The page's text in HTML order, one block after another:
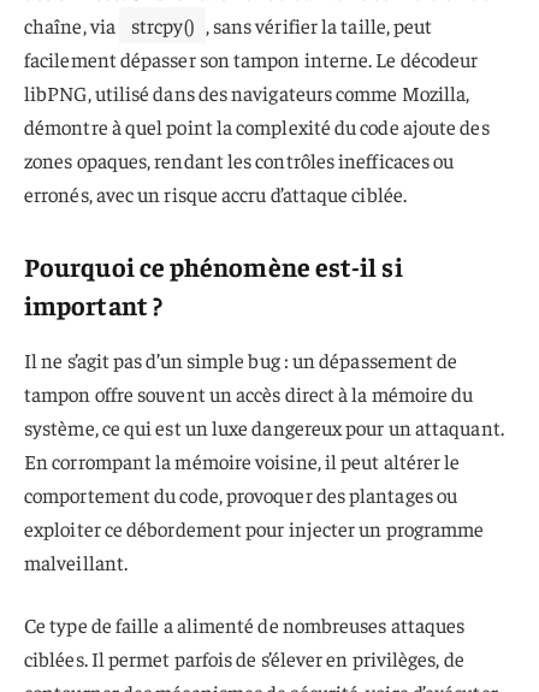
chaîne, via
strcpy() , sans vérifier la taille, peut
facilement dépasser son tampon interne. Le décodeur
libPNG, utilisé dans des navigateurs comme Mozilla,
démontre à quel point la complexité du code ajoute des
zones opaques, rendant les contrôles inefficaces ou
erronés, avec un risque accru d’attaque ciblée.
Pourquoi ce phénomène est-il si
important ?
Il ne s’agit pas d’un simple bug : un dépassement de
tampon offre souvent un accès direct à la mémoire du
système, ce qui est un luxe dangereux pour un attaquant.
En corrompant la mémoire voisine, il peut altérer le
comportement du code, provoquer des plantages ou
exploiter ce débordement pour injecter un programme
malveillant.
Ce type de faille a alimenté de nombreuses attaques
ciblées. Il permet parfois de s’élever en privilèges, de